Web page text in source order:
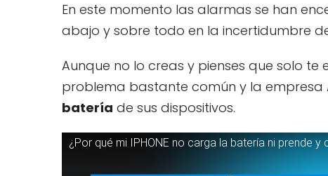
En este momento las alarmas se han
abajo y sobre todo en la incertidumbre
Aunque no lo creas y pienses que solo
problema bastante común y la
batería de sus dispositivos.
¿Por qué mi IPHONE no carga la batería ni prende